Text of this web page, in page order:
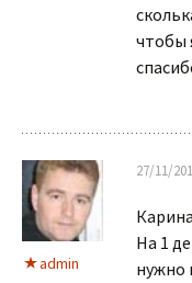
чтобы
admin
27/11/
На 1
нужно